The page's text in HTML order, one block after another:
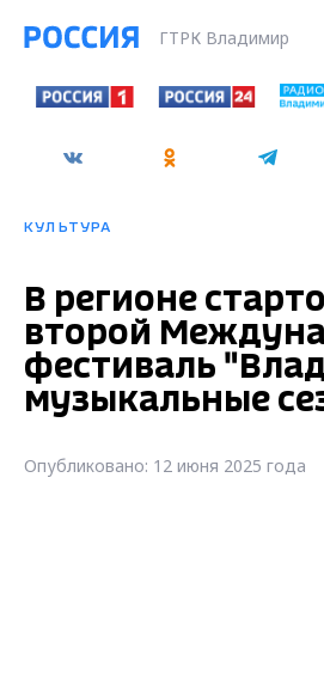
ГТРК Владимир
КУЛЬТУРА
В регионе
второй
фестиваль
музыкальные
Опубликовано: 12 июня 2025 года